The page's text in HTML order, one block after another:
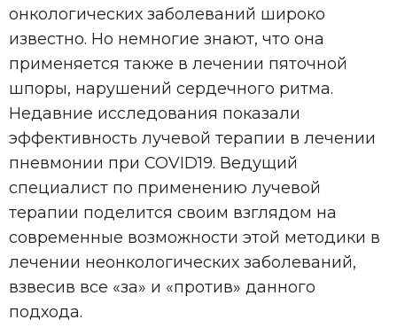
онкологических заболеваний широко
известно. Но немногие знают, что она
применяется также в лечении пяточной
шпоры, нарушений сердечного ритма.
Недавние исследования показали
эффективность лучевой терапии в лечении
пневмонии при COVID19. Ведущий
специалист по применению лучевой
терапии поделится своим взглядом на
современные возможности этой методики в
лечении неонкологических заболеваний,
взвесив все «за» и «против» данного
подхода.